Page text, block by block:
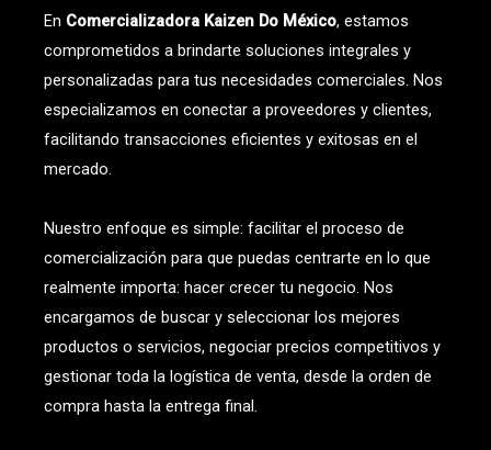
En Comercializadora Kaizen Do México, estamos
comprometidos a brindarte soluciones integrales y
personalizadas para tus necesidades comerciales. Nos
especializamos en conectar a proveedores y clientes,
facilitando transacciones eficientes y exitosas en el
mercado.
Nuestro enfoque es simple: facilitar el proceso de
comercialización para que puedas centrarte en lo que
realmente importa: hacer crecer tu negocio. Nos
encargamos de buscar y seleccionar los mejores
productos o servicios, negociar precios competitivos y
gestionar toda la logística de venta, desde la orden de
compra hasta la entrega final.